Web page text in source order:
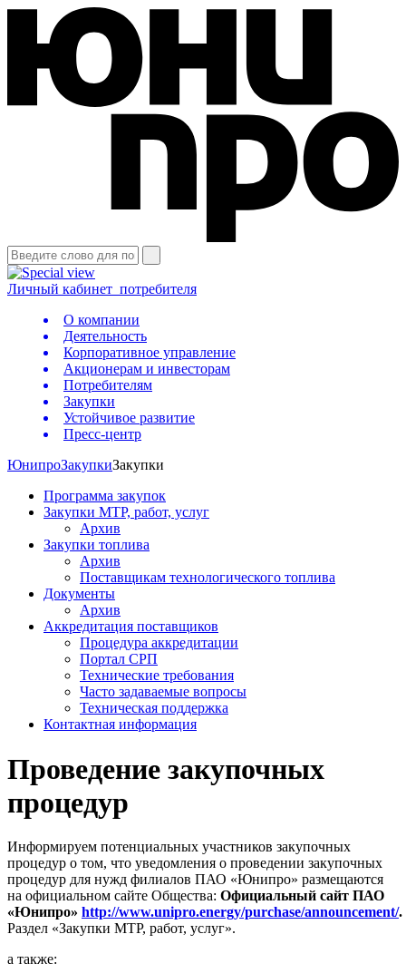
Личный кабинет потребителя
О компании
Деятельность
Корпоративное управление
Акционерам и инвесторам
Потребителям
Закупки
Устойчивое развитие
Пресс-центр
ЮнипроЗакупкиЗакупки
Программа закупок
Закупки МТР, работ, услуг
Архив
Закупки топлива
Архив
Поставщикам технологического топлива
Документы
Архив
Аккредитация поставщиков
Процедура аккредитации
Портал СРП
Технические требования
Часто задаваемые вопросы
Техническая поддержка
Контактная информация
Проведение закупочных
процедур
Информируем потенциальных участников закупочных
процедур о том, что уведомления о проведении закупочных
процедур для нужд филиалов ПАО «Юнипро» размещаются
на официальном сайте Общества: Официальный сайт ПАО
«Юнипро» http://www.unipro.energy/purchase/announcement/.
Раздел «Закупки МТР, работ, услуг».
а также: